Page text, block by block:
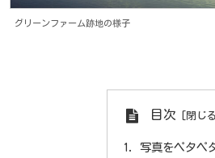
グリーンファーム跡地の様子
目次
写真をペタペ